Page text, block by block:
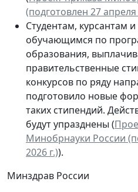
(подготовлен 27 апреля
Студентам, курсантам
обучающимся по
образования,
правительственные
конкурсов по ряду
подготовило новые
таких стипендий.
будут упразднены (
Минобрнауки России
2026 г.)).
Минздрав России